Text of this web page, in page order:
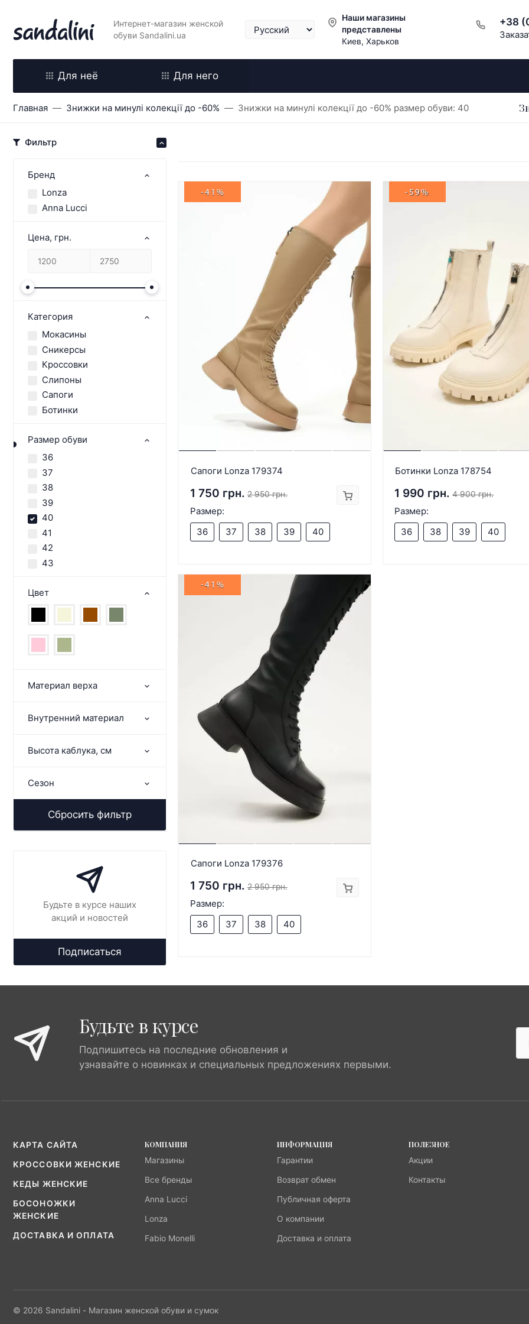
Интернет-магазин женской
обуви Sandalini.ua
Наши магазины
представлены
Киев, Харьков
+38
Для неё Для него
Главная Знижки на минулі колекції до -60% Знижки на минулі колекції до -60% размер обуви: 40
Фильтр
Бренд
Lonza
Anna Lucci
Цена, грн.
Категория
Мокасины
Сникерсы
Кроссовки
Слипоны
Сапоги
Ботинки
Размер обуви
36
37
38
39
40
41
42
43
Цвет
Материал верха
Внутренний материал
Высота каблука, см
Сезон
Сбросить фильтр
Будьте в курсе наших
акций и новостей
Подписаться
-41%
Сапоги Lonza 179374
1 750 грн. 2 950 грн.
Размер:
36
37 38 39 40
-59%
Ботинки Lonza 178754
1 990 грн. 4 900 грн.
Размер:
36
38 39 40
-41%
Сапоги Lonza 179376
1 750 грн. 2 950 грн.
Размер:
36
37 38 40
Будьте в курсе
Подпишитесь на последние обновления и
узнавайте о новинках и специальных предложениях первыми.
КАРТА САЙТА
КРОССОВКИ ЖЕНСКИЕ
КЕДЫ ЖЕНСКИЕ
БОСОНОЖКИ
ЖЕНСКИЕ
ДОСТАВКА И ОПЛАТА
КОМПАНИЯ
Магазины
Все бренды
Anna Lucci
Lonza
Fabio Monelli
ИНФОРМАЦИЯ
Гарантии
Возврат обмен
Публичная оферта
О компании
Доставка и оплата
ПОЛЕЗНОЕ
Акции
Контакты
© 2026 Sandalini - Магазин женской обуви и сумок